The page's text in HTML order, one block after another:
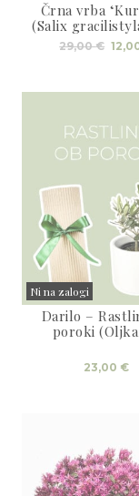
Sold
Črna vrba
(Salix
29,00€
cena
Ni na zalogi
Sold
Darilo –
poroki
23,00 €